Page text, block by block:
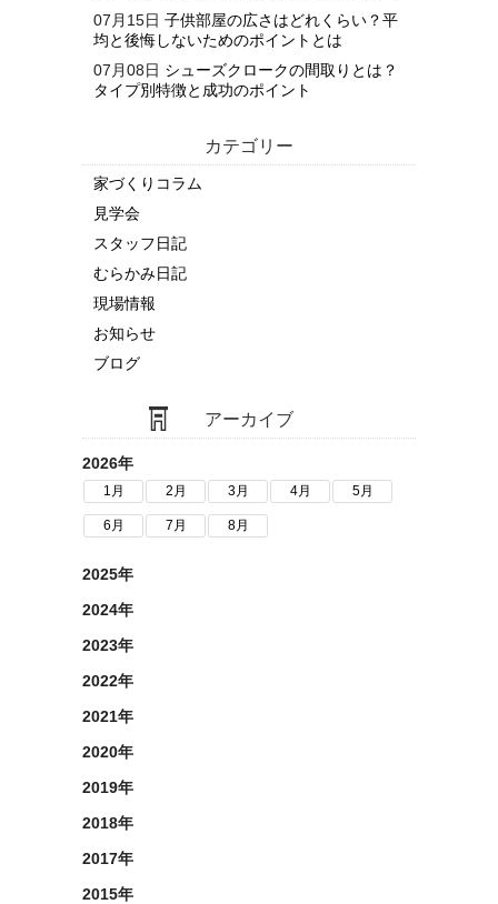
07月15日 子供部屋の広さはどれくらい？平
均と後悔しないためのポイントとは
07月08日 シューズクロークの間取りとは？
タイプ別特徴と成功のポイント
カテゴリー
家づくりコラム
見学会
スタッフ日記
むらかみ日記
現場情報
お知らせ
ブログ
アーカイブ
2026年
1月 2月 3月 4月 5月
6月 7月 8月
2025年
2024年
2023年
2022年
2021年
2020年
2019年
2018年
2017年
2015年